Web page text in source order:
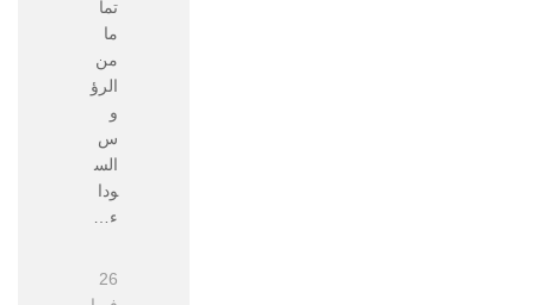
تما
ما
من
الرؤ
و
س
الس
ودا
ء…
26